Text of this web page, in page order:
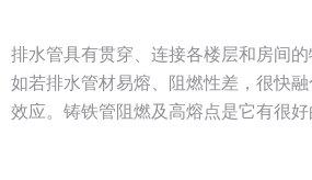
排水管具有贯穿、连接各楼层和房间
如若排水管材易熔、阻燃性差，很快
效应。铸铁管阻燃及高熔点是它有很好